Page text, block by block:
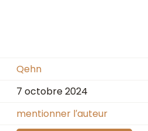
Qehn
7 octobre 2024
mentionner l′auteur